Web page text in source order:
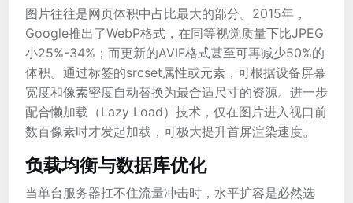
图片往往是网页体积中占比最大的部分。2015年，
Google推出了WebP格式，在同等视觉质量下比JPEG
小25%-34%；而更新的AVIF格式甚至可再减少50%的
体积。通过标签的srcset属性或元素，可根据设备屏幕
宽度和像素密度自动替换为最合适尺寸的资源。进一步
配合懒加载（Lazy Load）技术，仅在图片进入视口前
数百像素时才发起加载，可极大提升首屏渲染速度。
负载均衡与数据库优化
当单台服务器扛不住流量冲击时，水平扩容是必然选